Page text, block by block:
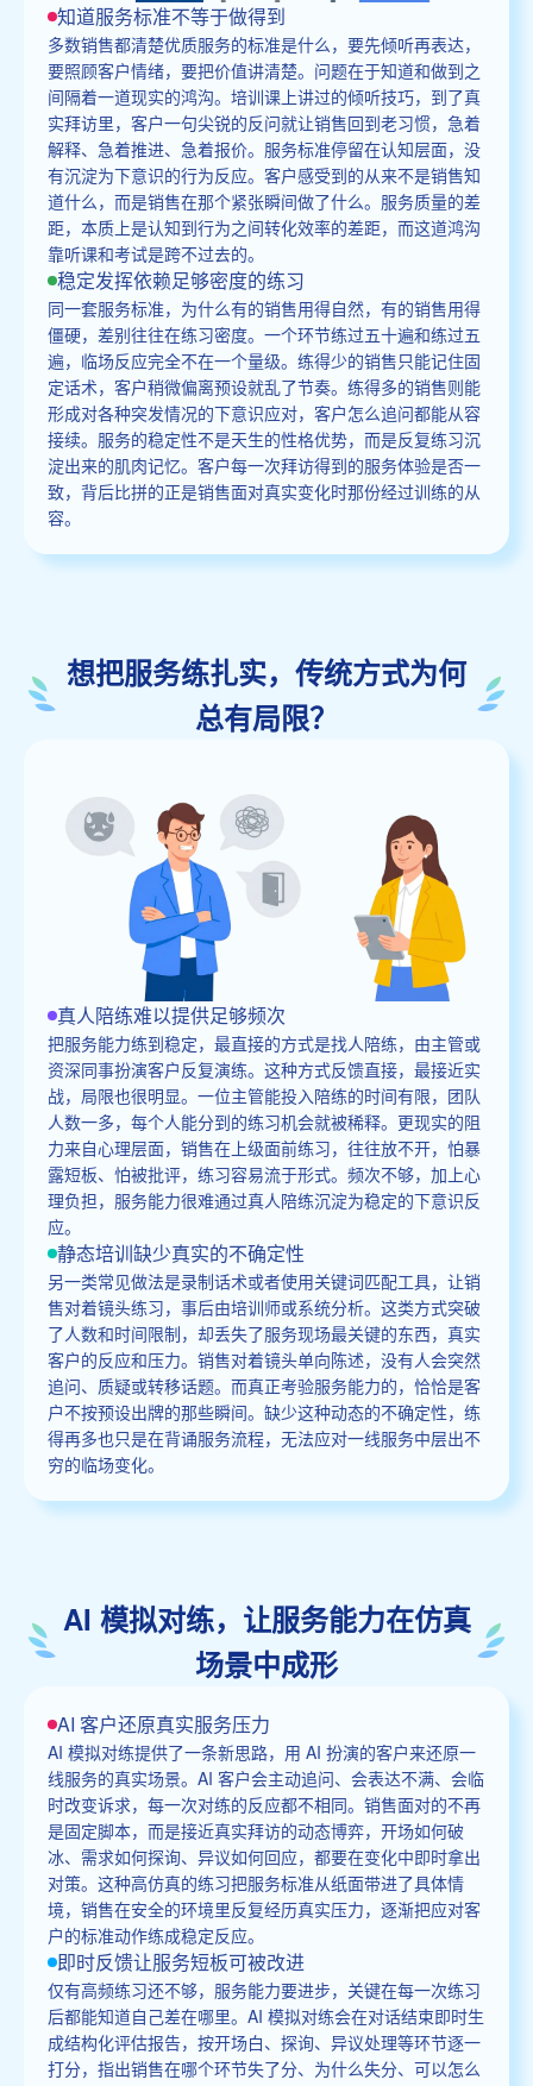
知道服务标准不等于做得到
多数销售都清楚优质服务的标准是什么，要先倾听再表达，
要照顾客户情绪，要把价值讲清楚。问题在于知道和做到之
间隔着一道现实的鸿沟。培训课上讲过的倾听技巧，到了真
实拜访里，客户一句尖锐的反问就让销售回到老习惯，急着
解释、急着推进、急着报价。服务标准停留在认知层面，没
有沉淀为下意识的行为反应。客户感受到的从来不是销售知
道什么，而是销售在那个紧张瞬间做了什么。服务质量的差
距，本质上是认知到行为之间转化效率的差距，而这道鸿沟
靠听课和考试是跨不过去的。
稳定发挥依赖足够密度的练习
同一套服务标准，为什么有的销售用得自然，有的销售用得
僵硬，差别往往在练习密度。一个环节练过五十遍和练过五
遍，临场反应完全不在一个量级。练得少的销售只能记住固
定话术，客户稍微偏离预设就乱了节奏。练得多的销售则能
形成对各种突发情况的下意识应对，客户怎么追问都能从容
接续。服务的稳定性不是天生的性格优势，而是反复练习沉
淀出来的肌肉记忆。客户每一次拜访得到的服务体验是否一
致，背后比拼的正是销售面对真实变化时那份经过训练的从
容。
想把服务练扎实，传统方式为何
总有局限？
真人陪练难以提供足够频次
把服务能力练到稳定，最直接的方式是找人陪练，由主管或
资深同事扮演客户反复演练。这种方式反馈直接，最接近实
战，局限也很明显。一位主管能投入陪练的时间有限，团队
人数一多，每个人能分到的练习机会就被稀释。更现实的阻
力来自心理层面，销售在上级面前练习，往往放不开，怕暴
露短板、怕被批评，练习容易流于形式。频次不够，加上心
理负担，服务能力很难通过真人陪练沉淀为稳定的下意识反
应。
静态培训缺少真实的不确定性
另一类常见做法是录制话术或者使用关键词匹配工具，让销
售对着镜头练习，事后由培训师或系统分析。这类方式突破
了人数和时间限制，却丢失了服务现场最关键的东西，真实
客户的反应和压力。销售对着镜头单向陈述，没有人会突然
追问、质疑或转移话题。而真正考验服务能力的，恰恰是客
户不按预设出牌的那些瞬间。缺少这种动态的不确定性，练
得再多也只是在背诵服务流程，无法应对一线服务中层出不
穷的临场变化。
AI 模拟对练，让服务能力在仿真
场景中成形
AI 客户还原真实服务压力
AI 模拟对练提供了一条新思路，用 AI 扮演的客户来还原一
线服务的真实场景。AI 客户会主动追问、会表达不满、会临
时改变诉求，每一次对练的反应都不相同。销售面对的不再
是固定脚本，而是接近真实拜访的动态博弈，开场如何破
冰、需求如何探询、异议如何回应，都要在变化中即时拿出
对策。这种高仿真的练习把服务标准从纸面带进了具体情
境，销售在安全的环境里反复经历真实压力，逐渐把应对客
户的标准动作练成稳定反应。
即时反馈让服务短板可被改进
仅有高频练习还不够，服务能力要进步，关键在每一次练习
后都能知道自己差在哪里。AI 模拟对练会在对话结束即时生
成结构化评估报告，按开场白、探询、异议处理等环节逐一
打分，指出销售在哪个环节失了分、为什么失分、可以怎么